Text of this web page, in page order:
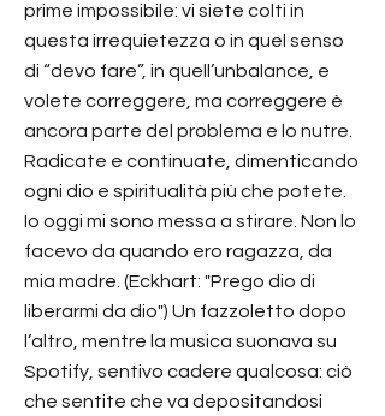
prime impossibile: vi siete colti in
questa irrequietezza o in quel senso
di “devo fare”, in quell’unbalance, e
volete correggere, ma correggere è
ancora parte del problema e lo nutre.
Radicate e continuate, dimenticando
ogni dio e spiritualità più che potete.
Io oggi mi sono messa a stirare. Non lo
facevo da quando ero ragazza, da
mia madre. (Eckhart: "Prego dio di
liberarmi da dio") Un fazzoletto dopo
l’altro, mentre la musica suonava su
Spotify, sentivo cadere qualcosa: ciò
che sentite che va depositandosi